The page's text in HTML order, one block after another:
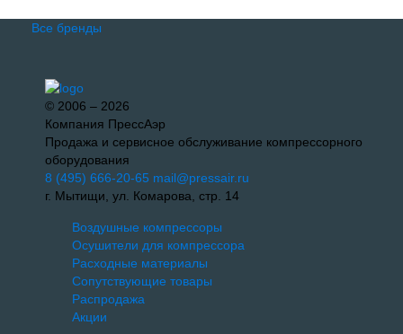
Все бренды
© 2006 – 2026
Компания ПрессАэр
Продажа и сервисное обслуживание компрессорного
оборудования
8 (495) 666-20-65 mail@pressair.ru
г. Мытищи, ул. Комарова, стр. 14
Воздушные компрессоры
Осушители для компрессора
Расходные материалы
Сопутствующие товары
Распродажа
Акции